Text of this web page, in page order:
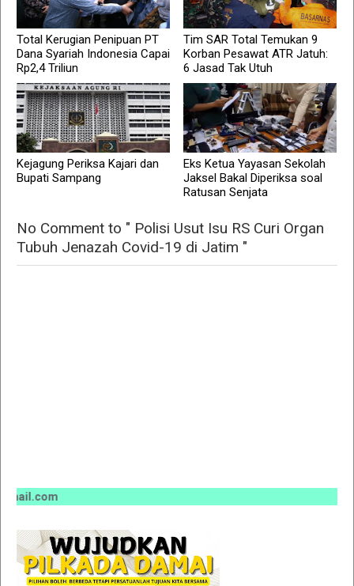
Total Kerugian Penipuan PT
Dana Syariah Indonesia Capai
Rp2,4 Triliun
Tim SAR Total Temukan 9
Korban Pesawat ATR Jatuh:
6 Jasad Tak Utuh
Kejagung Periksa Kajari dan
Bupati Sampang
Eks Ketua Yayasan Sekolah
Jaksel Bakal Diperiksa soal
Ratusan Senjata
No Comment to " Polisi Usut Isu RS Curi Organ
Tubuh Jenazah Covid-19 di Jatim "